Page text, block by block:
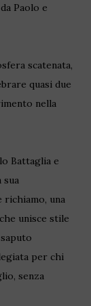
Paolo e
scatenata,
quasi due
nella
Battaglia e
sua
una
unisce stile
per chi
senza